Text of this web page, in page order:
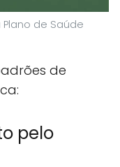
de Saúde
de
pelo